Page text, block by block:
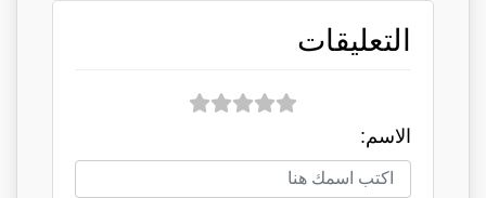
التعليقات
الاسم: